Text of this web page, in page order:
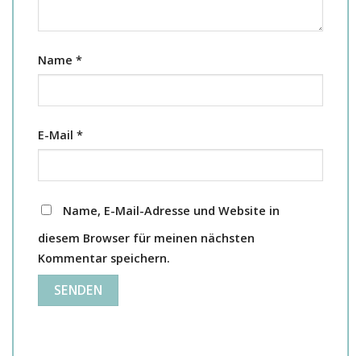
Name *
E-Mail *
Name, E-Mail-Adresse und Website in
diesem Browser für meinen nächsten
Kommentar speichern.